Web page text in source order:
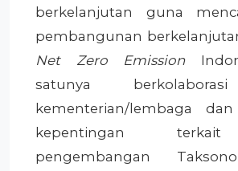
berkelanjutan guna
pembangunan
Net Zero Emission
satunya
kementerian/lembaga
kepentingan
pengembangan